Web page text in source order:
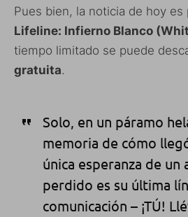
Pues bien, la noticia de hoy es
Lifeline: Infierno Blanco
tiempo limitado se puede
gratuita.
Solo, en un páramo
memoria de cómo
única esperanza de un
perdido es su última
comunicación – ¡TÚ!